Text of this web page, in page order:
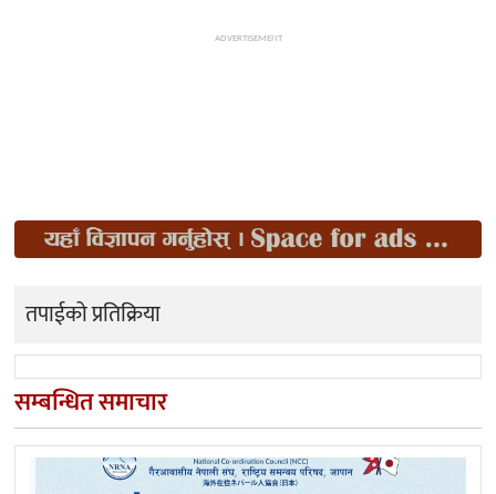
ADVERTISEMENT
तपाईको प्रतिक्रिया
सम्बन्धित समाचार